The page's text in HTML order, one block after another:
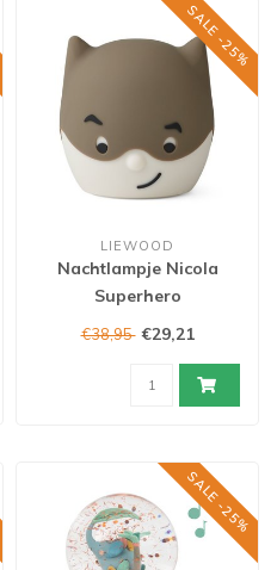
SALE -25%
LIEWOOD
Nachtlampje Nicola
Superhero
€38,95 €29,21
SALE -25%